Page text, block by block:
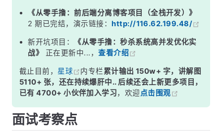
总结
《从零手撸：前后端分离博客项目（全栈开发）》
2 期已完结，演示链接： http://116.62.199.48/
新开坑项目：
《从零手撸：秒杀系统高并发优化实
战》
正在更新中...，查看介绍
截止目前， 星球 内专栏累计输出 150w+ 字，讲解图
5110+ 张，还在持续爆肝中.. 后续还会上新更多项目，
已有 4700+ 小伙伴加入学习，欢迎点击围观
面试考察点